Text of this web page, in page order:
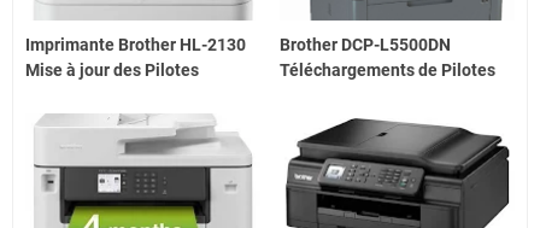
Imprimante Brother HL-2130
Mise à jour des Pilotes
Brother DCP-L5500DN
Téléchargements de Pilotes